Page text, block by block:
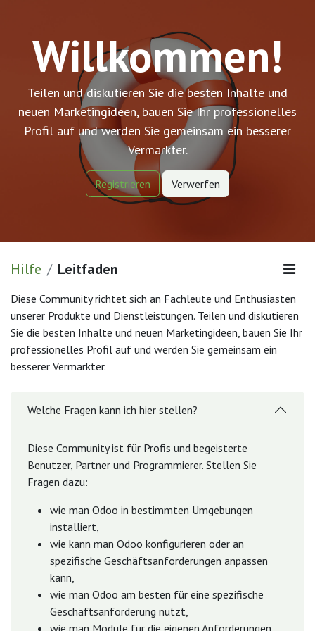
Willkommen!
Teilen und diskutieren Sie die besten Inhalte und
neuen Marketingideen, bauen Sie Ihr professionelles
Profil auf und werden Sie gemeinsam ein besserer
Vermarkter.
Registrieren Verwerfen
Hilfe Leitfaden
Diese Community richtet sich an Fachleute und Enthusiasten
unserer Produkte und Dienstleistungen. Teilen und diskutieren
Sie die besten Inhalte und neuen Marketingideen, bauen Sie Ihr
professionelles Profil auf und werden Sie gemeinsam ein
besserer Vermarkter.
Welche Fragen kann ich hier stellen?
Diese Community ist für Profis und begeisterte
Benutzer, Partner und Programmierer. Stellen Sie
Fragen dazu:
wie man Odoo in bestimmten Umgebungen
installiert,
wie kann man Odoo konfigurieren oder an
spezifische Geschäftsanforderungen anpassen
kann,
wie man Odoo am besten für eine spezifische
Geschäftsanforderung nutzt,
wie man Module für die eigenen Anforderungen